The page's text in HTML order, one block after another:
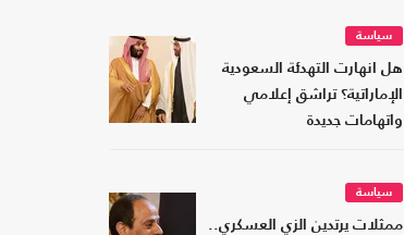
سياسة
هل انهارت التهدئة السعودية
الإماراتية؟ تراشق إعلامي
واتهامات جديدة
سياسة
ممثلات يرتدين الزي العسكري..